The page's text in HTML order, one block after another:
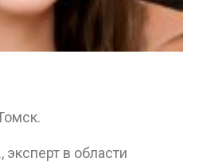
эксперт в области